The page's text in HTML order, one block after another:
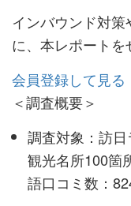
インバウンド対
に、本レポートを
会員登録して見る
＜調査概要＞
調査対象：訪
観光名所100箇
語口コミ数：